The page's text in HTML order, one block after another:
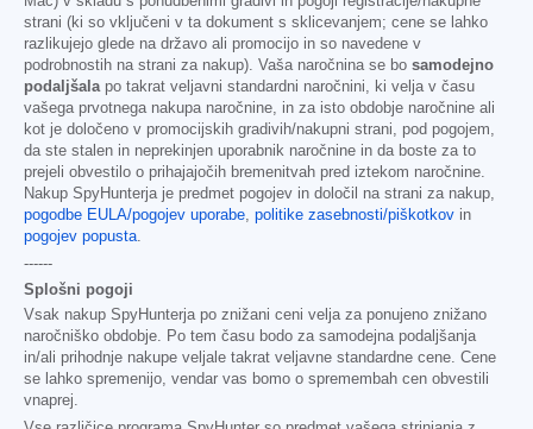
strani (ki so vključeni v ta dokument s sklicevanjem; cene se lahko
razlikujejo glede na državo ali promocijo in so navedene v
podrobnostih na strani za nakup). Vaša naročnina se bo samodejno
podaljšalapo takrat veljavni standardni naročnini, ki velja v času
vašega prvotnega nakupa naročnine, in za isto obdobje naročnine ali
kot je določeno v promocijskih gradivih/nakupni strani, pod pogojem,
da ste stalen in neprekinjen uporabnik naročnine in da boste za to
prejeli obvestilo o prihajajočih bremenitvah pred iztekom naročnine.
Nakup SpyHunterja je predmet pogojev in določil na strani za nakup,
pogodbe EULA/pogojev uporabe, politike zasebnosti/piškotkov in
pogojev popusta.
------
Splošni pogoji
Vsak nakup SpyHunterja po znižani ceni velja za ponujeno znižano
naročniško obdobje. Po tem času bodo za samodejna podaljšanja
in/ali prihodnje nakupe veljale takrat veljavne standardne cene. Cene
se lahko spremenijo, vendar vas bomo o spremembah cen obvestili
vnaprej.